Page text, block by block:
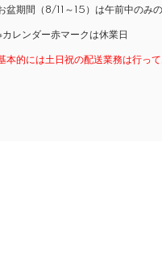
盆期間（8/11～15）は午前中のみ
カレンダー赤マークは休業日
本的には土日祝の配送業務は行って